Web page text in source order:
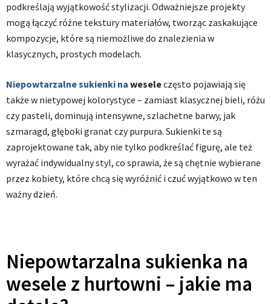
podkreślają wyjątkowość stylizacji. Odważniejsze projekty
mogą łączyć różne tekstury materiałów, tworząc zaskakujące
kompozycje, które są niemożliwe do znalezienia w
klasycznych, prostych modelach.
Niepowtarzalne sukienki na weseleczęsto pojawiają się
także w nietypowej kolorystyce – zamiast klasycznej bieli, różu
czy pasteli, dominują intensywne, szlachetne barwy, jak
szmaragd, głęboki granat czy purpura. Sukienki te są
zaprojektowane tak, aby nie tylko podkreślać figurę, ale też
wyrażać indywidualny styl, co sprawia, że są chętnie wybierane
przez kobiety, które chcą się wyróżnić i czuć wyjątkowo w ten
ważny dzień.
Niepowtarzalna sukienka na
wesele z hurtowni – jakie ma